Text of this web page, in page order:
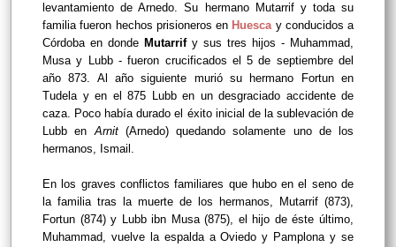
levantamiento de Arnedo. Su hermano Mutarrif y toda su
familia fueron hechos prisioneros en Huesca y conducidos a
Córdoba en donde Mutarrif y sus tres hijos - Muhammad,
Musa y Lubb - fueron crucificados el 5 de septiembre del
año 873. Al año siguiente murió su hermano Fortun en
Tudela y en el 875 Lubb en un desgraciado accidente de
caza. Poco había durado el éxito inicial de la sublevación de
Lubb enArnit(Arnedo) quedando solamente uno de los
hermanos, Ismail.
En los graves conflictos familiares que hubo en el seno de
la familia tras la muerte de los hermanos, Mutarrif (873),
Fortun (874) y Lubb ibn Musa (875), el hijo de éste último,
Muhammad, vuelve la espalda a Oviedo y Pamplona y se